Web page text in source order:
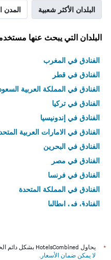
البلدان الأكثر شعبية المدن
البلدان التي يبحث عنها
الفنادق في المغرب
الفنادق في قطر
الفنادق في المملكة العربية
الفنادق في تركيا
الفنادق في إندونيسيا
الفنادق في الامارات العربية
الفنادق في البحرين
الفنادق في مصر
الفنادق في فرنسا
الفنادق في المملكة المتحدة
الفنادق في إيطاليا
*
يحاول HotelsCombined بشكل دائم الحصول على الأسعار الدقيقة، ولكن
لا يمكن ضمان الأسعار .